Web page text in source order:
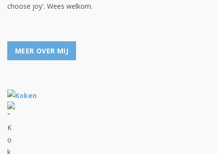
choose joy'. Wees welkom.
MEER OVER MIJ